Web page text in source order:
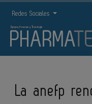
Redes Sociales
La anefp